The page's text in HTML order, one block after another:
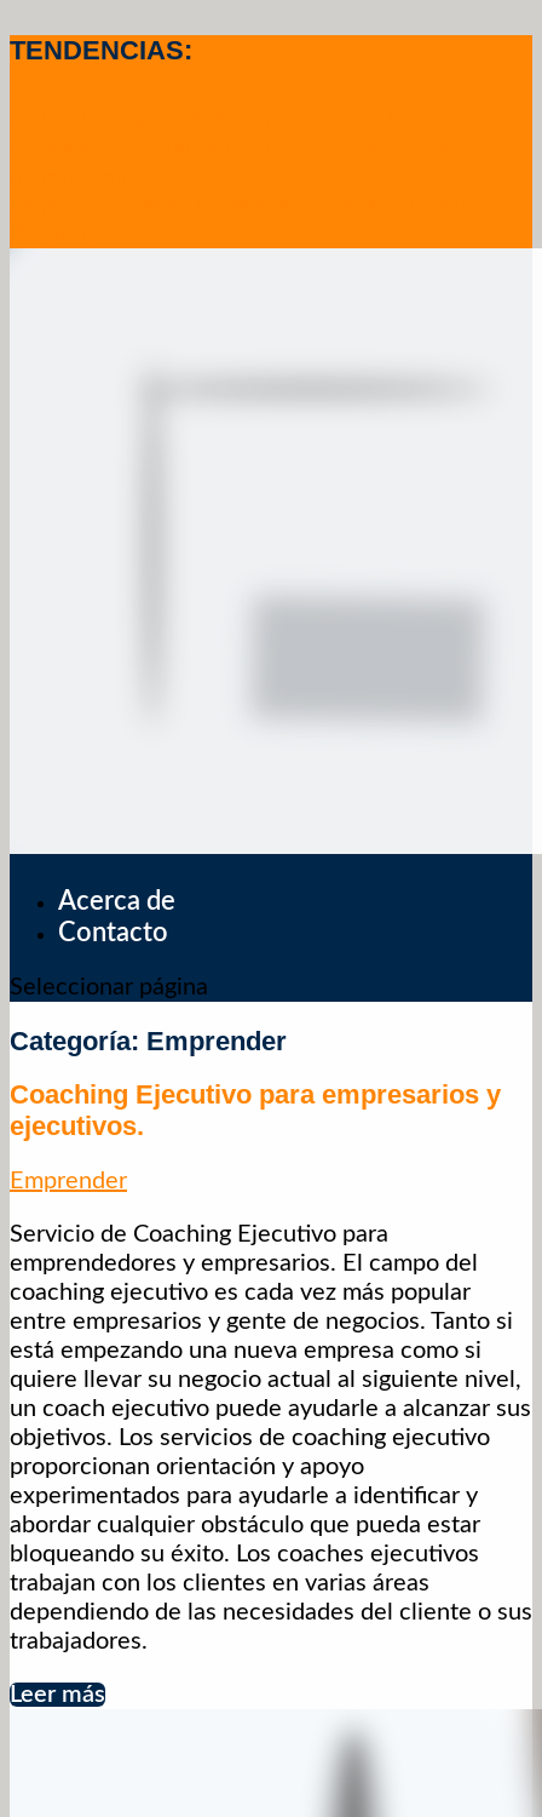
TENDENCIAS:
Acerca de
Contacto
Seleccionar página
Categoría: Emprender
Coaching Ejecutivo para empresarios y
ejecutivos.
Emprender
Servicio de Coaching Ejecutivo para
emprendedores y empresarios. El campo del
coaching ejecutivo es cada vez más popular
entre empresarios y gente de negocios. Tanto si
está empezando una nueva empresa como si
quiere llevar su negocio actual al siguiente nivel,
un coach ejecutivo puede ayudarle a alcanzar sus
objetivos. Los servicios de coaching ejecutivo
proporcionan orientación y apoyo
experimentados para ayudarle a identificar y
abordar cualquier obstáculo que pueda estar
bloqueando su éxito. Los coaches ejecutivos
trabajan con los clientes en varias áreas
dependiendo de las necesidades del cliente o sus
trabajadores.
Leer más